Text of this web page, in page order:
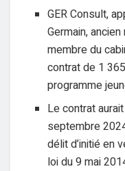
GER Consult,
Germain,
membre du
contrat de 1
programme
Le contrat
septembre
délit d’initié en
loi du 9 mai